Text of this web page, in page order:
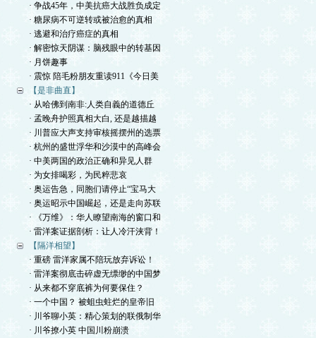
· 争战45年，中美抗癌大战胜负成定
· 糖尿病不可逆转或被治愈的真相
· 逃避和治疗癌症的真相
· 解密惊天阴谋：脑残眼中的转基因
· 月饼趣事
· 震惊 陪毛粉朋友重读911《今日美
【是非曲直】
· 从哈佛到南非:人类自義的道德丘
· 孟晚舟护照真相大白, 还是越描越
· 川普应大声支持审核摇摆州的选票
· 杭州的盛世浮华和沙漠中的高峰会
· 中美两国的政治正确和异见人群
· 为女排喝彩，为民粹悲哀
· 奥运告急，同胞们请停止“宝马大
· 奥运昭示中国崛起，还是走向苏联
· 《万维》：华人瞭望南海的窗口和
· 雷洋案证据剖析：让人冷汗浃背！
【隔洋相望】
· 重磅 雷洋家属不陪玩放弃诉讼！
· 雷洋案彻底击碎虚无缥缈的中国梦
· 从来都不穿底裤为何要保住？
· 一个中国？ 被蛆虫蛀烂的皇帝旧
· 川爷聊小英：精心策划的联俄制华
· 川爷撩小英 中国川粉崩溃